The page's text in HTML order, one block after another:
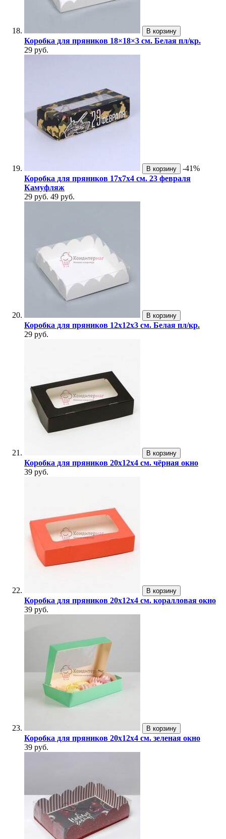
В корзину
Коробка для пряников 18×18×3 см. Белая пл/кр.
29 руб.
В корзину
-41%
Коробка для пряников 17х7х4 см. 23 февраля
Камуфляж
29 руб. 49 руб.
В корзину
Коробка для пряников 12х12х3 см. Белая пл/кр.
29 руб.
В корзину
Коробка для пряников 20х12х4 см. чёрная окно
39 руб.
В корзину
Коробка для пряников 20х12х4 см. коралловая окно
39 руб.
В корзину
Коробка для пряников 20х12х4 см. зеленая окно
39 руб.